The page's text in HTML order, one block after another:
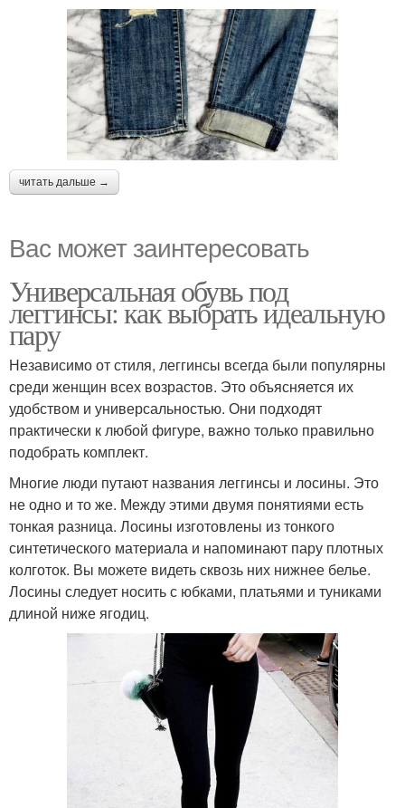
читать дальше →
Вас может заинтересовать
Универсальная обувь под
леггинсы: как выбрать идеальную
пару
Независимо от стиля, леггинсы всегда были популярны
среди женщин всех возрастов. Это объясняется их
удобством и универсальностью. Они подходят
практически к любой фигуре, важно только правильно
подобрать комплект.
Многие люди путают названия леггинсы и лосины. Это
не одно и то же. Между этими двумя понятиями есть
тонкая разница. Лосины изготовлены из тонкого
синтетического материала и напоминают пару плотных
колготок. Вы можете видеть сквозь них нижнее белье.
Лосины следует носить с юбками, платьями и туниками
длиной ниже ягодиц.